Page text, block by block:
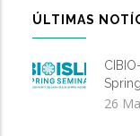
ÚLTIMAS
26